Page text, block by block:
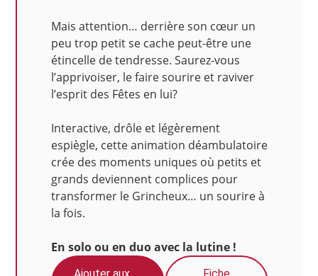
Mais attention… derrière son cœur un
peu trop petit se cache peut-être une
étincelle de tendresse. Saurez-vous
l’apprivoiser, le faire sourire et raviver
l’esprit des Fêtes en lui?
Interactive, drôle et légèrement
espiègle, cette animation déambulatoire
crée des moments uniques où petits et
grands deviennent complices pour
transformer le Grincheux… un sourire à
la fois.
En solo ou en duo avec la lutine !